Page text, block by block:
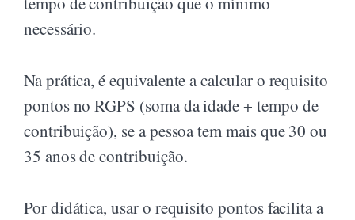
necessário.
Na prática, é equivalente a calcular o requisito
pontos no RGPS (soma da idade + tempo de
contribuição), se a pessoa tem mais que 30 ou
35 anos de contribuição.
Por didática, usar o requisito pontos facilita a